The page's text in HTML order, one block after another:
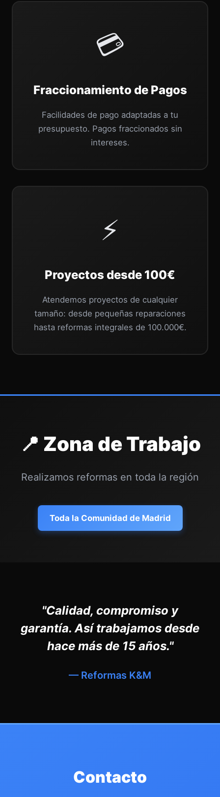
💳
Fraccionamiento de Pagos
Facilidades de pago adaptadas a tu
presupuesto. Pagos fraccionados sin
intereses.
⚡
Proyectos desde 100€
Atendemos proyectos de cualquier
tamaño: desde pequeñas reparaciones
hasta reformas integrales de 100.000€.
📍 Zona de Trabajo
Realizamos reformas en toda la región
Toda la Comunidad de Madrid
"Calidad, compromiso y
garantía. Así trabajamos desde
hace más de 15 años."
— Reformas K&M
Contacto